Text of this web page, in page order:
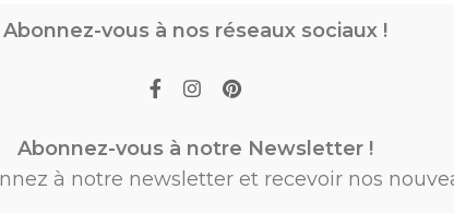
Abonnez-vous à nos réseaux sociaux !
Abonnez-vous à notre Newsletter !
à notre newsletter et recevoir nos